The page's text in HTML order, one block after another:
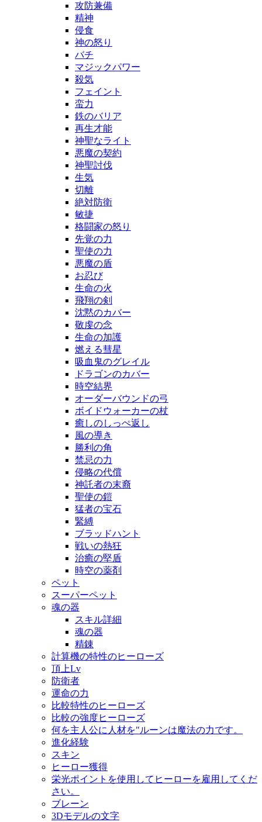
攻防兼備
精神
侵食
神の怒り
バチ
マジックパワー
殺気
フェイント
蛮力
鉄のバリア
再生才能
神聖なライト
悪魔の契約
神聖討伐
生気
切離
絶対防衛
敏捷
格闘家の怒り
先覚の力
聖使の力
悪魔の盾
お忍び
生命の火
飛翔の剣
沈黙のカバー
敬虔の念
生命の加護
燃える彗星
吸血鬼のグレイル
ドラゴンのカバー
時空結界
オーダーバウンドの弓
ボイドウォーカーの杖
癒しのしっぺ返し
風の導き
勝利の角
禁忌の力
侵略の代償
神託者の末裔
聖使の鎧
猛者の宝石
緊縛
ブラッドハント
戦いの熱狂
治癒の堅盾
時空の薬剤
ペット
スーパーペット
魂の器
スキル詳細
魂の器
精錬
計算機の特性のヒーローズ
頂上Lv
防衛者
運命の力
比較特性のヒーローズ
比較の強度ヒーローズ
何を主人公に人材を"ルーンは魔法の力です。
進化経験
スキン
ヒーロー獲得
栄光ポイントを使用してヒーローを雇用してくだ
さい。
ブレーン
3Dモデルの文字